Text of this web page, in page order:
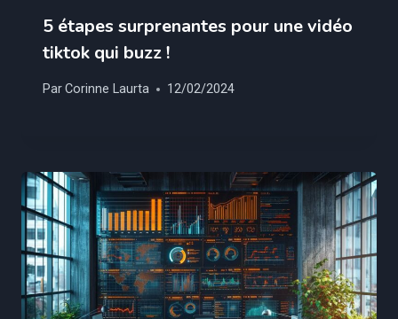
5 étapes surprenantes pour une vidéo
tiktok qui buzz !
ParCorinne Laurta 12/02/2024